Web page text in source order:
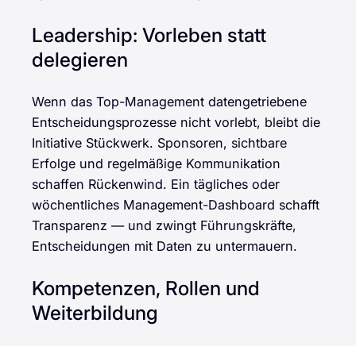
Leadership: Vorleben statt
delegieren
Wenn das Top-Management datengetriebene
Entscheidungsprozesse nicht vorlebt, bleibt die
Initiative Stückwerk. Sponsoren, sichtbare
Erfolge und regelmäßige Kommunikation
schaffen Rückenwind. Ein tägliches oder
wöchentliches Management-Dashboard schafft
Transparenz — und zwingt Führungskräfte,
Entscheidungen mit Daten zu untermauern.
Kompetenzen, Rollen und
Weiterbildung